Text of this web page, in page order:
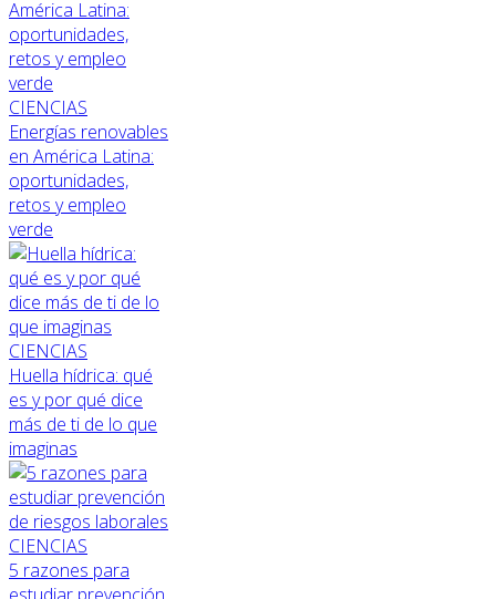
CIENCIAS
Energías renovables
en América Latina:
oportunidades,
retos y empleo
verde
CIENCIAS
Huella hídrica: qué
es y por qué dice
más de ti de lo que
imaginas
CIENCIAS
5 razones para